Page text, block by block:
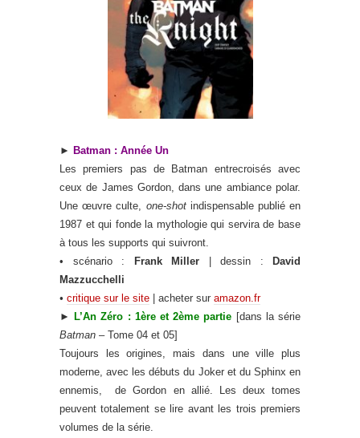
► Batman : Année Un
Les premiers pas de Batman entrecroisés avec
ceux de James Gordon, dans une ambiance polar.
Une œuvre culte, one-shotindispensable publié en
1987 et qui fonde la mythologie qui servira de base
à tous les supports qui suivront.
• scénario :
Frank Miller | dessin :
David
Mazzucchelli
• critique sur le site | acheter sur amazon.fr
►
L’An Zéro : 1ère et 2ème partie [dans la série
Batman – Tome 04 et 05]
Toujours les origines, mais dans une ville plus
moderne, avec les débuts du Joker et du Sphinx en
ennemis, deGordon en allié. Les deux tomes
peuvent totalement se lire avant les trois premiers
volumes de la série.